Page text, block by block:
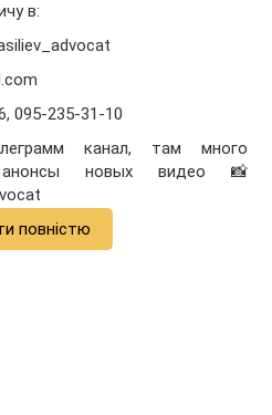
в:
095-235-31-10
канал, там много
новых видео 📸
повністю